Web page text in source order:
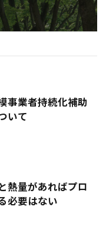
事業者持続化補助
いて
熱量があればプロ
必要はない